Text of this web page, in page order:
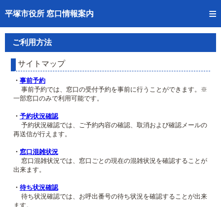
平塚市役所 窓口情報案内
トップページへ
ご利用方法
予約状況確認
窓口混雑状況
待ち状況確認
混雑予想カレンダー
ご利用方法
サイトマップ
・ 事前予約
事前予約では、窓口の受付予約を事前に行うことができます。※
一部窓口のみで利用可能です。
・ 予約状況確認
予約状況確認では、ご予約内容の確認、取消および確認メールの
再送信が行えます。
・ 窓口混雑状況
窓口混雑状況では、窓口ごとの現在の混雑状況を確認することが
出来ます。
・ 待ち状況確認
待ち状況確認では、お呼出番号の待ち状況を確認することが出来
ます。